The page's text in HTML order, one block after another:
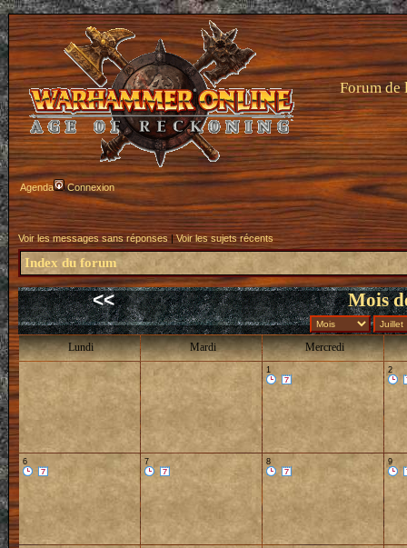
Forum
Agenda Connexion
Voir les messages sans réponses|Voir les sujets récents
Index du forum
<< Mois
Lundi Mardi Mercredi
1 2
6 7 8 9